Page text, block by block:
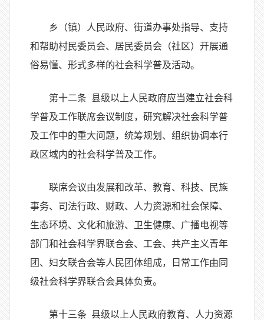
乡（镇）人民政府、街道办事处指导、支持
和帮助村民委员会、居民委员会（社区）开展通
俗易懂、形式多样的社会科学普及活动。
第十二条 县级以上人民政府应当建立社会科
学普及工作联席会议制度，研究解决社会科学普
及工作中的重大问题，统筹规划、组织协调本行
政区域内的社会科学普及工作。
联席会议由发展和改革、教育、科技、民族
事务、司法行政、财政、人力资源和社会保障、
生态环境、文化和旅游、卫生健康、广播电视等
部门和社会科学界联合会、工会、共产主义青年
团、妇女联合会等人民团体组成，日常工作由同
级社会科学界联合会具体负责。
第十三条 县级以上人民政府教育、人力资源